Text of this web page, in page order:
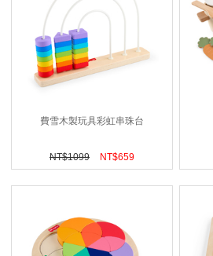
費雪木製玩具彩虹串珠台
NT$1099 NT$659